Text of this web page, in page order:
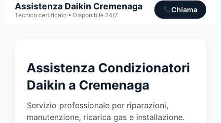
Assistenza Daikin Cremenaga
Tecnico certificato • Disponibile 24/7
Chiama
Assistenza Condizionatori
Daikin a Cremenaga
Servizio professionale per riparazioni,
manutenzione, ricarica gas e installazione.